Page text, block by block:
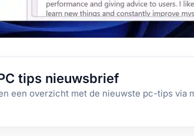
tips nieuwsbrief
een overzicht met de nieuwste pc-tips via